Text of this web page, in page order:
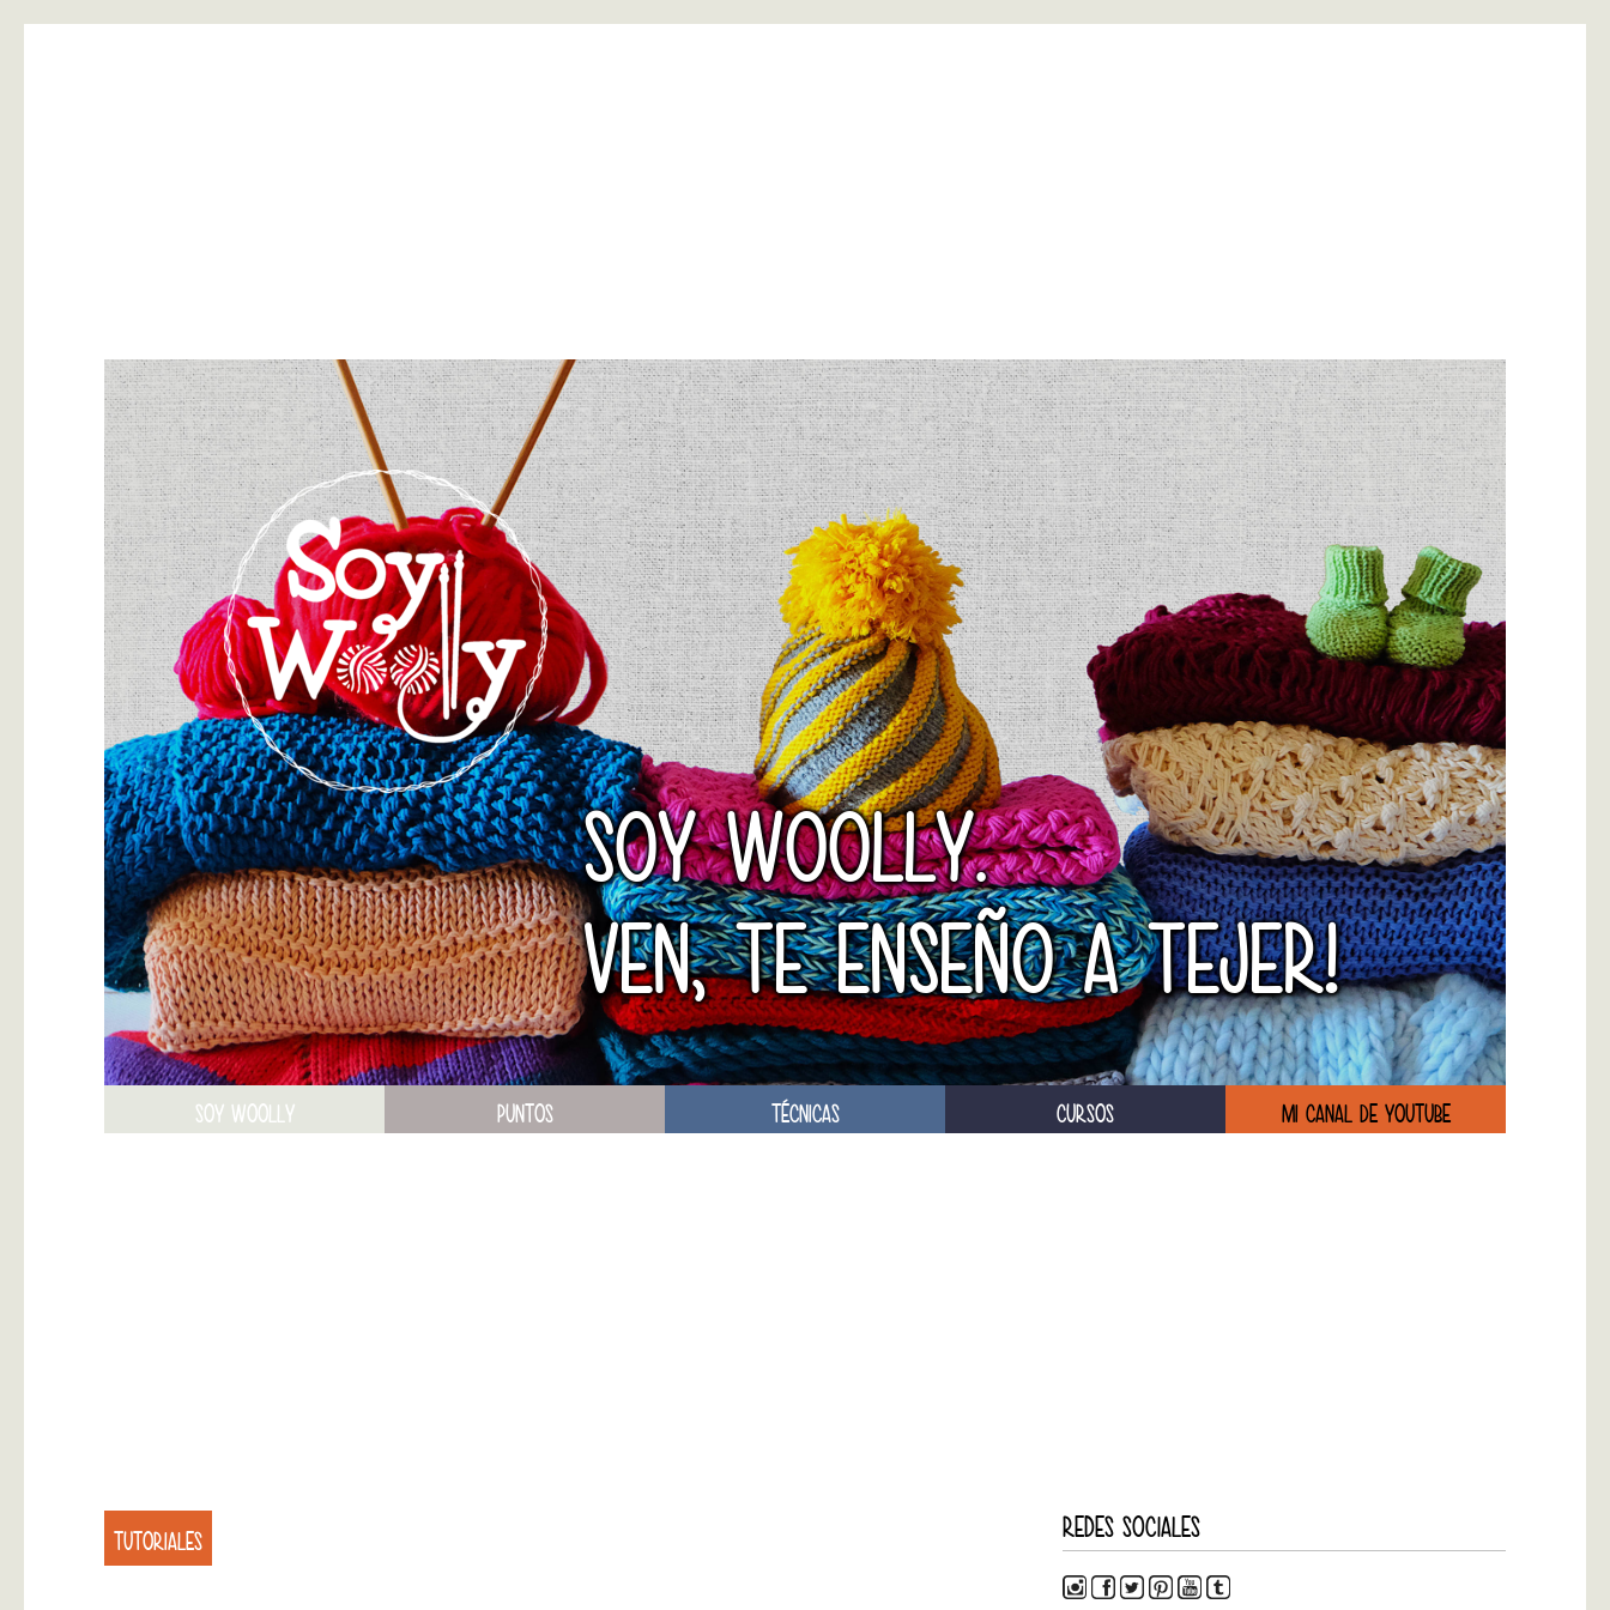
SOY WOOLLY.
VEN, TE ENSEÑO A TEJER!
SOY WOOLLY PUNTOS TÉCNICAS CURSOS MI CANAL DE YOUTUBE
TUTORIALES REDES SOCIALES